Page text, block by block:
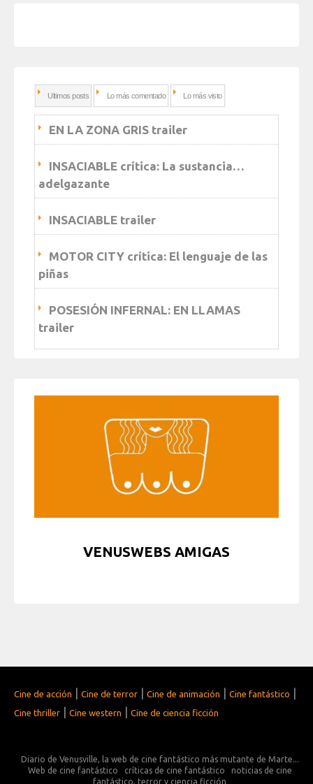
Ultimos posts Lo más comentado Lo más visto
EN LA ZONA GRIS trailer
INSACIABLE crítica: La sustancia…
adelgazante
INSACIABLE trailer
MOTOR CITY crítica: El lenguaje de las
piñas
POSESIÓN INFERNAL: EN LLAMAS
trailer
VENUSWEBS AMIGAS
Cine de acción | Cine de terror | Cine de animación | Cine fantástico |
Cine thriller | Cine western | Cine de ciencia ficción
Diario de Venusville, la web de cine fantástico más mutante de Marte...
Web de cine fantástico
críticas de cine fantástico
noticias de cine
fantástico, terror y ciencia ficción